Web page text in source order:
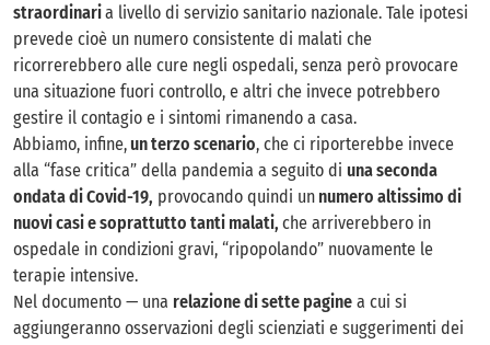
straordinaria livello di servizio sanitario nazionale. Tale ipotesi
prevede cioè un numero consistente di malati che
ricorrerebbero alle cure negli ospedali, senza però provocare
una situazione fuori controllo, e altri che invece potrebbero
gestire il contagio e i sintomi rimanendo a casa.
Abbiamo, infine,un terzo scenario, che ci riporterebbe invece
alla “fase critica” della pandemia a seguito di una seconda
ondata di Covid-19, provocando quindi un numero altissimo di
nuovi casi e soprattutto tanti malati, che arriverebbero in
ospedale in condizioni gravi, “ripopolando” nuovamente le
terapie intensive.
Nel documento — una relazione di sette pagine a cui si
aggiungeranno osservazioni degli scienziati e suggerimenti dei